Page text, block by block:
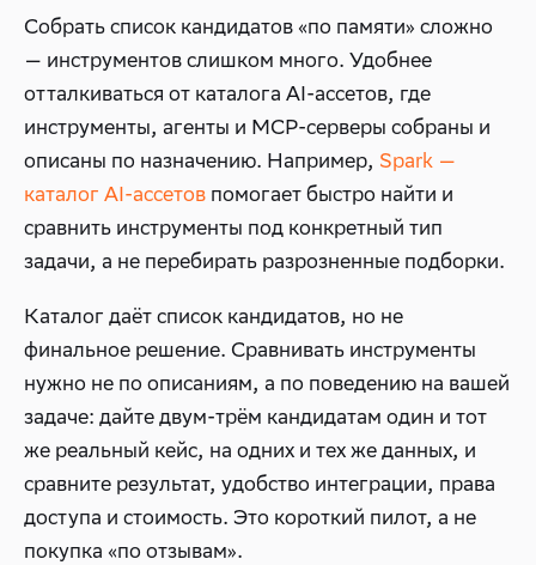
Собрать список кандидатов «по памяти» сложно
— инструментов слишком много. Удобнее
отталкиваться от каталога AI-ассетов, где
инструменты, агенты и MCP-серверы собраны и
описаны по назначению. Например, Spark —
каталог AI-ассетов помогает быстро найти и
сравнить инструменты под конкретный тип
задачи, а не перебирать разрозненные подборки.
Каталог даёт список кандидатов, но не
финальное решение. Сравнивать инструменты
нужно не по описаниям, а по поведению на вашей
задаче: дайте двум-трём кандидатам один и тот
же реальный кейс, на одних и тех же данных, и
сравните результат, удобство интеграции, права
доступа и стоимость. Это короткий пилот, а не
покупка «по отзывам».